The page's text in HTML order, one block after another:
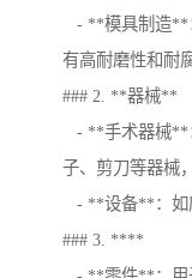
- **模具制造**
有高耐磨性和耐
### 2. **器械**
- **手术器械**
子、剪刀等器械
- **设备**：如
### 3. ****